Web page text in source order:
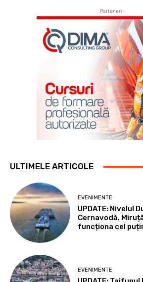
- Parteneri -
ULTIMELE ARTICOLE
EVENIMENTE
UPDATE: Nivelul
Cernavodă.
funcționa cel
EVENIMENTE